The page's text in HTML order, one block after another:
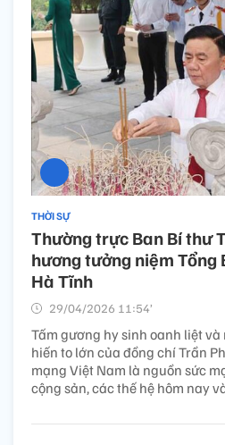
THỜI SỰ
Thường trực Ban Bí thư
hương tưởng niệm Tổng
Hà Tĩnh
29/04/2026 11:54’
Tấm gương hy sinh oanh liệt
hiến to lớn của đồng chí Trần
mạng Việt Nam là nguồn sức
cộng sản, các thế hệ hôm nay